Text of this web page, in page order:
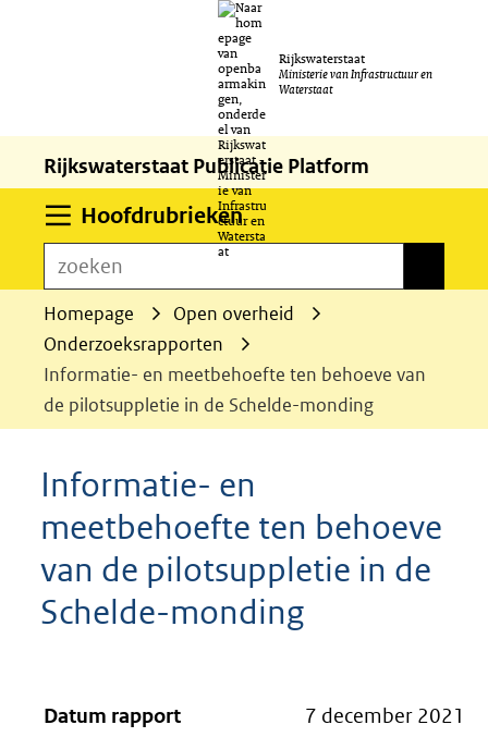
naar
de
inhoud
Rijkswaterstaat
Ministerie van Infrastructuur en
Waterstaat
Rijkswaterstaat Publicatie Platform
HoofdrubriekenUitklappen
zoeken
Homepage
Open overheid
Onderzoeksrapporten
Informatie- en meetbehoefte ten behoeve van
de pilotsuppletie in de Schelde-monding
Informatie- en
meetbehoefte ten behoeve
van de pilotsuppletie in de
Schelde-monding
Datum rapport
7 december 2021